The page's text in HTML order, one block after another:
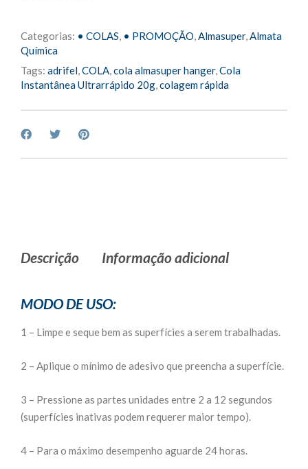
Categorias: • COLAS, • PROMOÇÃO,Almasuper,Almata
Química
Tags: adrifel,COLA,cola almasuper hanger,Cola
Instantânea Ultrarrápido 20g,colagem rápida
Descrição Informação adicional
MODO DE USO:
1 – Limpe e seque bem as superfícies a serem trabalhadas.
2 – Aplique o mínimo de adesivo que preencha a superfície.
3 – Pressione as partes unidades entre 2 a 12 segundos
(superfícies inativas podem requerer maior tempo).
4 – Para o máximo desempenho aguarde 24 horas.